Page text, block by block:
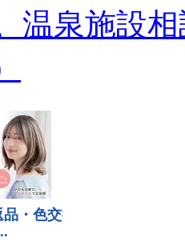
温泉施設